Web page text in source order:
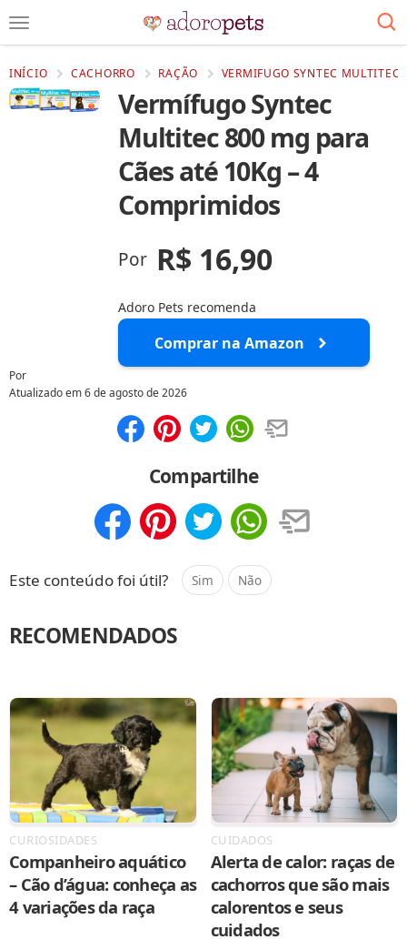
INÍCIO CACHORRO RAÇÃO VERMIFUGO SYNTEC
Vermífugo Syntec
Multitec 800 mg para
Cães até 10Kg – 4
Comprimidos
Por R$ 16,90
Adoro Pets recomenda
Comprar na Amazon
Por
Atualizado em6 de agosto de 2026
Compartilhe
Este conteúdo foi útil? Sim Não
RECOMENDADOS
CURIOSIDADES
Companheiro aquático
– Cão d’água: conheça as
4 variações da raça
CUIDADOS
Alerta de calor: raças de
cachorros que são mais
calorentos e seus
cuidados